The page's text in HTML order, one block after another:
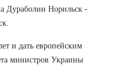
Дураболин Норильск -
и дать европейским
министров Украины